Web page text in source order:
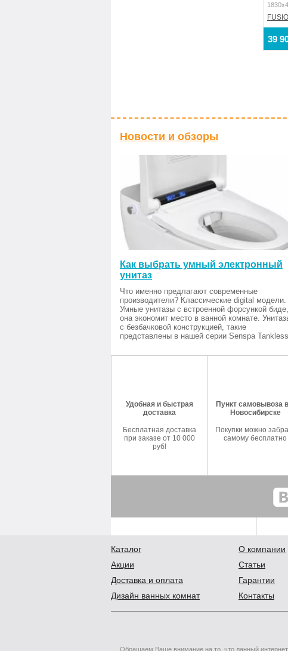
39
Новости и обзоры
Как выбрать умный электронный
унитаз
Что именно предлагают современные
производители? Классические digital модели.
Умные унитазы с встроенной форсункой биде,
она экономит место в ванной комнате.
с безбачковой конструкцией, такие
представлены в нашей серии Senspa Tankless.
Удобная и быстрая
доставка
Бесплатная доставка
при заказе от 10 000
руб!
Пункт самовывоза в
Новосибирске
Покупки можно
самому бесплатно
Каталог
Акции
Доставка и оплата
Дизайн ванных комнат
О компании
Статьи
Гарантии
Контакты
Обращаем Ваше внимание на то, что данный